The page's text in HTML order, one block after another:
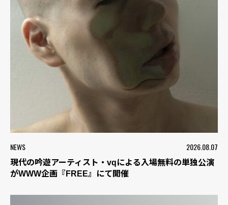
NEWS 2026.08.07
現代の吟遊アーティスト・vqによる入場無料の単独公演
がWWW企画『FREE』にて開催